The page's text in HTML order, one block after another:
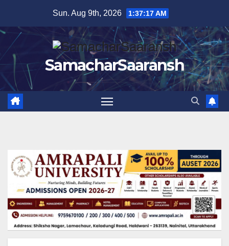
content
Sun. Aug 9th, 2026 1:37:18 AM
SamacharSaaransh